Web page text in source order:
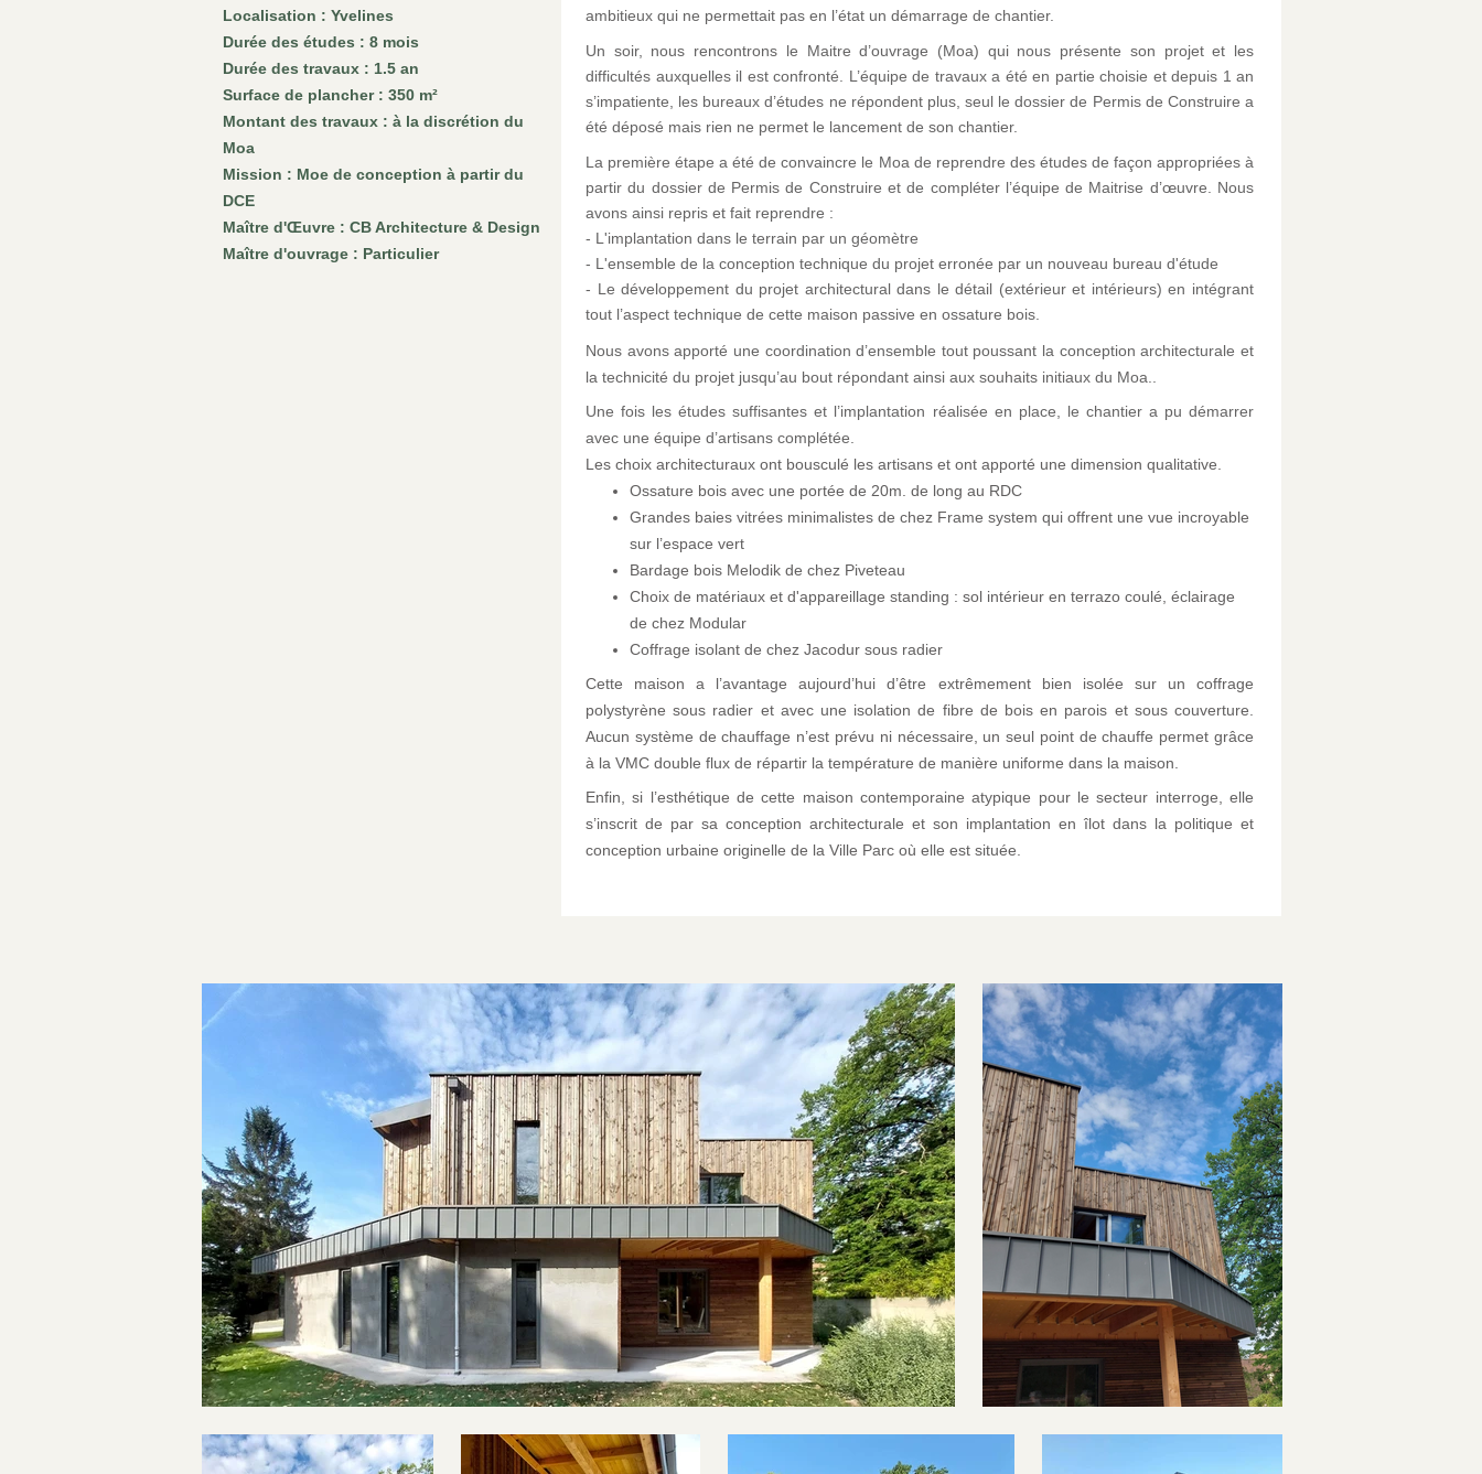
Localisation : Yvelines
Durée des études : 8 mois
Durée des travaux : 1.5 an
Surface de plancher : 350 m²
Montant des travaux : à la discrétion du
Moa
Mission : Moe de conception à partir du
DCE
Maître d'Œuvre : CB Architecture & Design
Maître d'ouvrage : Particulier
ambitieux qui ne permettait pas en l’état un démarrage de chantier.
Un soir, nous rencontrons le Maitre d’ouvrage (Moa) qui nous présente son projet et les
difficultés auxquelles il est confronté. L’équipe de travaux a été en partie choisie et depuis 1 an
s’impatiente, les bureaux d’études ne répondent plus, seul le dossier de Permis de Construire a
été déposé mais rien ne permet le lancement de son chantier.
La première étape a été de convaincre le Moa de reprendre des études de façon appropriées à
partir du dossier de Permis de Construire et de compléter l’équipe de Maitrise d’œuvre. Nous
avons ainsi repris et fait reprendre :
- L'implantation dans le terrain par un géomètre
- L'ensemble de la conception technique du projet erronée par un nouveau bureau d'étude
- Le développement du projet architectural dans le détail (extérieur et intérieurs) en intégrant
tout l’aspect technique de cette maison passive en ossature bois.
Nous avons apporté une coordination d’ensemble tout poussant la conception architecturale et
la technicité du projet jusqu’au bout répondant ainsi aux souhaits initiaux du Moa..
Une fois les études suffisantes et l’implantation réalisée en place, le chantier a pu démarrer
avec une équipe d’artisans complétée.
Les choix architecturaux ont bousculé les artisans et ont apporté une dimension qualitative.
Ossature bois avec une portée de 20m. de long au RDC
Grandes baies vitrées minimalistes de chez Frame system qui offrent une vue incroyable
sur l’espace vert
Bardage bois Melodik de chez Piveteau
Choix de matériaux et d'appareillage standing : sol intérieur en terrazo coulé, éclairage
de chez Modular
Coffrage isolant de chez Jacodur sous radier
Cette maison a l’avantage aujourd’hui d’être extrêmement bien isolée sur un coffrage
polystyrène sous radier et avec une isolation de fibre de bois en parois et sous couverture.
Aucun système de chauffage n’est prévu ni nécessaire, un seul point de chauffe permet grâce
à la VMC double flux de répartir la température de manière uniforme dans la maison.
Enfin, si l’esthétique de cette maison contemporaine atypique pour le secteur interroge, elle
s’inscrit de par sa conception architecturale et son implantation en îlot dans la politique et
conception urbaine originelle de la Ville Parc où elle est située.